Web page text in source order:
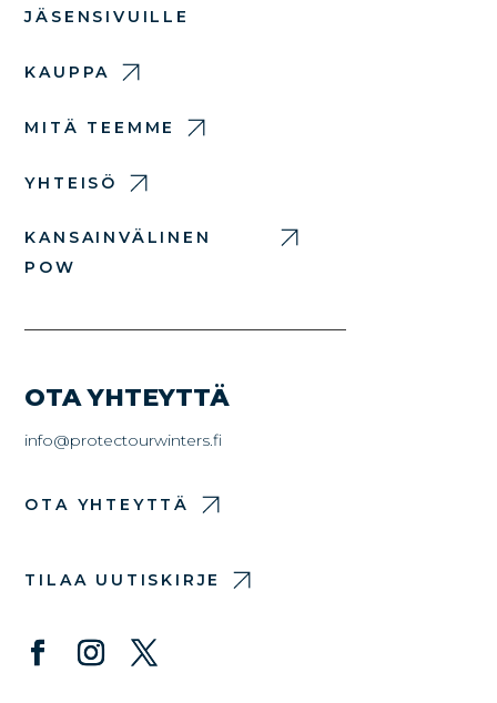
JÄSENSIVUILLE
KAUPPA
MITÄ TEEMME
YHTEISÖ
KANSAINVÄLINEN
POW
OTA YHTEYTTÄ
info@protectourwinters.fi
OTA YHTEYTTÄ
TILAA UUTISKIRJE